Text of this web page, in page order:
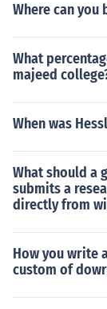
Where can you
What
majeed
When was
What should a
submits a
directly from
How you write
custom of